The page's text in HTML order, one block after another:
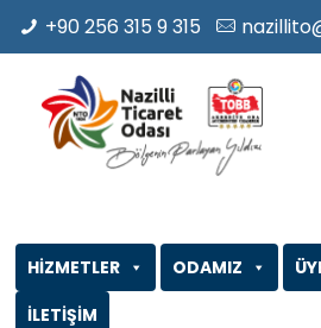
+90 256 315 9 315
ODAMIZ
HİZMETLER
İLETİŞİM